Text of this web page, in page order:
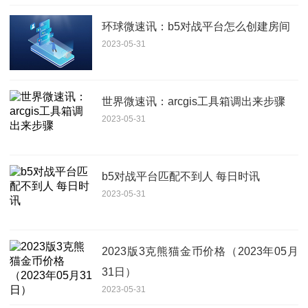
环球微速讯：b5对战平台怎么创建房间
2023-05-31
世界微速讯：arcgis工具箱调出来步骤
2023-05-31
b5对战平台匹配不到人 每日时讯
2023-05-31
2023版3克熊猫金币价格（2023年05月
31日）
2023-05-31